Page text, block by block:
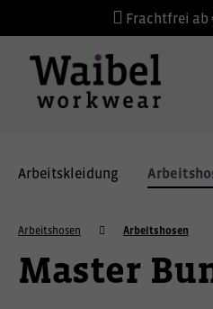
Frachtfrei ab
Arbeitskleidung
Arbeitshosen Arbeitshosen
Master